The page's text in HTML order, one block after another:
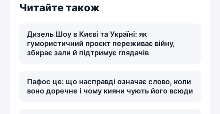
Читайте також
Дизель Шоу в Києві та Україні: як
гумористичний проєкт переживає війну,
збирає зали й підтримує глядачів
Пафос це: що насправді означає слово, коли
воно доречне і чому кияни чують його всюди